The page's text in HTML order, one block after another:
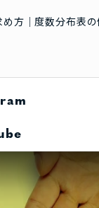
方｜度数分布表